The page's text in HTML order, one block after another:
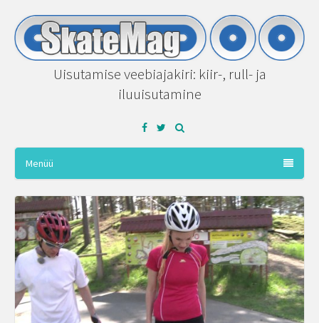
Uisutamise veebiajakiri: kiir-, rull- ja
iluuisutamine
Facebook
Twitter
Menüü